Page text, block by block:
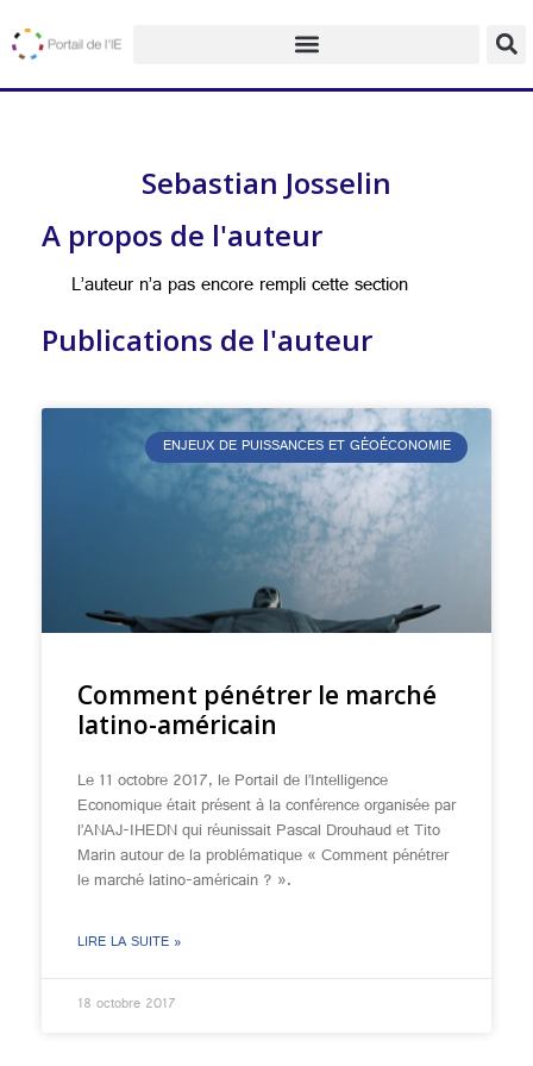
Sebastian Josselin
A propos de l'auteur
L’auteur n’a pas encore rempli cette section
Publications de l'auteur
ENJEUX DE PUISSANCES ET GÉOÉCONOMIE
Comment pénétrer le marché
latino-américain
Le 11 octobre 2017, le Portail de l’Intelligence
Economique était présent à la conférence organisée par
l’ANAJ-IHEDN qui réunissait Pascal Drouhaud et Tito
Marin autour de la problématique « Comment pénétrer
le marché latino-américain ? ».
LIRE LA SUITE »
18 octobre 2017